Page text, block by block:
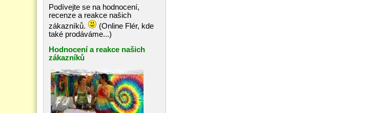
Podívejte se na hodnocení,
recenze a reakce našich
zákazníků.
(Online Flér, kde
také prodáváme...)
Hodnocení a reakce našich
zákazníků